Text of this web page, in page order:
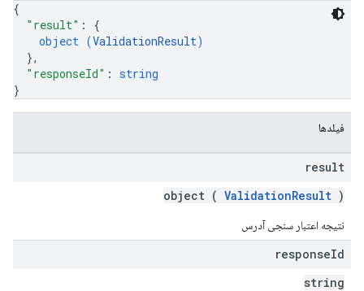
{
"result" : {
object (ValidationResult)
},
"responseId" : string
}
فیلدها
result
object ( ValidationResult )
نتیجه اعتبار سنجی آدرس
responseId
string